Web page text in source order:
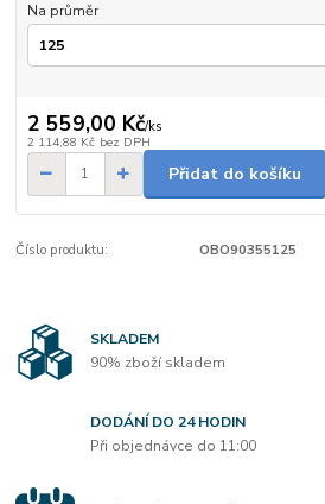
Na průměr
2 559,00 Kč/ks
2 114,88 Kč bez DPH
Přidat do košíku
Číslo produktu: OBO90355125
SKLADEM
90% zboží skladem
DODÁNÍ DO 24 HODIN
Při objednávce do 11:00